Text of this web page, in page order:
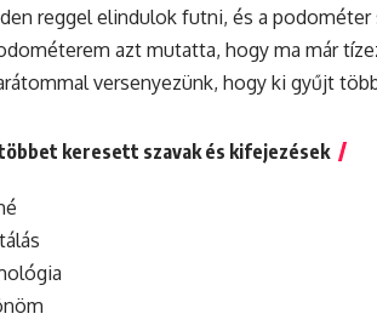
reggel elindulok futni, és a
azt mutatta, hogyma már
versenyezünk, hogy ki gyűjt
keresett szavak és kifejezések